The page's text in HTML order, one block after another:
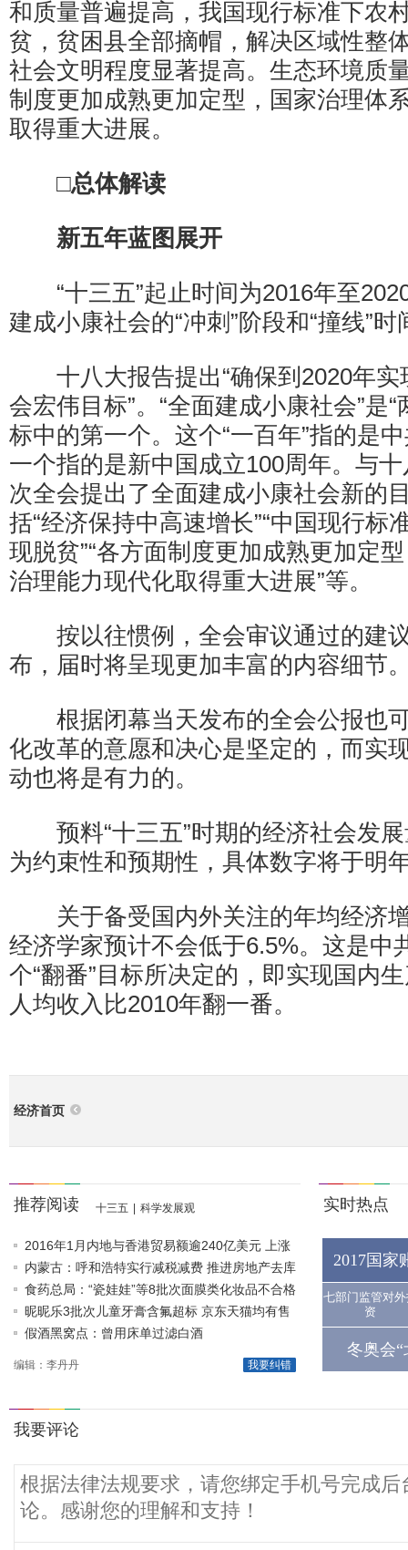
和质量普遍提高，我国现行标准下农
贫，贫困县全部摘帽，解决区域性整
社会文明程度显著提高。生态环境质
制度更加成熟更加定型，国家治理体
取得重大进展。
□总体解读
新五年蓝图展开
“十三五”起止时间为2016年至
建成小康社会的“冲刺”阶段和“撞线”时
十八大报告提出“确保到2020年实
会宏伟目标”。“全面建成小康社会”是
标中的第一个。这个“一百年”指的是
一个指的是新中国成立100周年。与
次全会提出了全面建成小康社会新的
括“经济保持中高速增长”“中国现行标
现脱贫”“各方面制度更加成熟更加定
治理能力现代化取得重大进展”等。
按以往惯例，全会审议通过的建
布，届时将呈现更加丰富的内容细节
根据闭幕当天发布的全会公报也
化改革的意愿和决心是坚定的，而实
动也将是有力的。
预料“十三五”时期的经济社会发展
为约束性和预期性，具体数字将于明
关于备受国内外关注的年均经济
经济学家预计不会低于6.5%。这是中
个“翻番”目标所决定的，即实现国内
人均收入比2010年翻一番。
经济首页
推荐阅读 十三五 科学发展观
2016年1月内地与香港贸易额逾240亿美元 上涨
1.1%
内蒙古：呼和浩特实行减税减费 推进房地产去库
存
食药总局：“瓷娃娃”等8批次面膜类化妆品不合格
昵昵乐3批次儿童牙膏含氟超标 京东天猫均有售
假酒黑窝点：曾用床单过滤白酒
我要纠错
编辑：李丹丹
实时热点
2017国家
七部门监管对
资
冬奥会“